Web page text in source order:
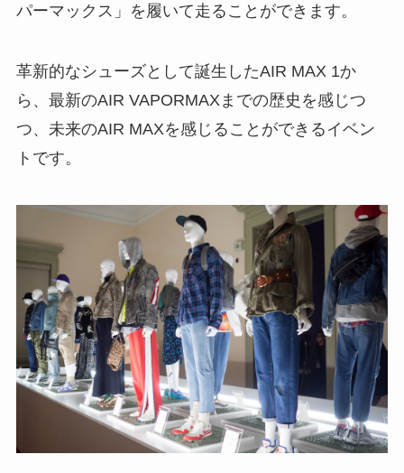
パーマックス」を履いて走ることができます。
革新的なシューズとして誕生したAIR MAX 1か
ら、最新のAIR VAPORMAXまでの歴史を感じつ
つ、未来のAIR MAXを感じることができるイベン
トです。